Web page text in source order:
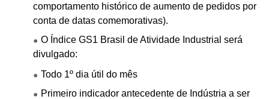
comportamento histórico de aumento de pedidos por
conta de datas comemorativas).
O Índice GS1 Brasil de Atividade Industrial será
divulgado:
Todo 1º dia útil do mês
Primeiro indicador antecedente de Indústria a ser